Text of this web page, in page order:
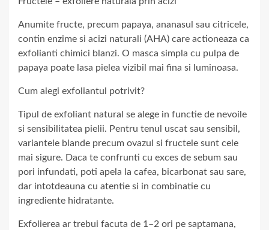
Anumite fructe, precum papaya, ananasul sau citricele,
contin enzime si acizi naturali (AHA) care actioneaza ca
exfolianti chimici blanzi. O masca simpla cu pulpa de
papaya poate lasa pielea vizibil mai fina si luminoasa.
Cum alegi exfoliantul potrivit?
Tipul de exfoliant natural se alege in functie de nevoile
si sensibilitatea pielii. Pentru tenul uscat sau sensibil,
variantele blande precum ovazul si fructele sunt cele
mai sigure. Daca te confrunti cu exces de sebum sau
pori infundati, poti apela la cafea, bicarbonat sau sare,
dar intotdeauna cu atentie si in combinatie cu
ingrediente hidratante.
Exfolierea ar trebui facuta de 1–2 ori pe saptamana,